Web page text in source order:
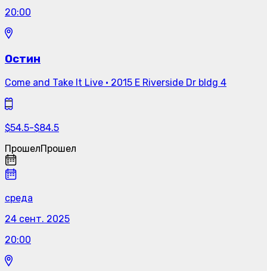
20:00
Остин
Come and Take It Live · 2015 E Riverside Dr bldg 4
$54.5-$84.5
ПрошелПрошел
среда
24 сент. 2025
20:00